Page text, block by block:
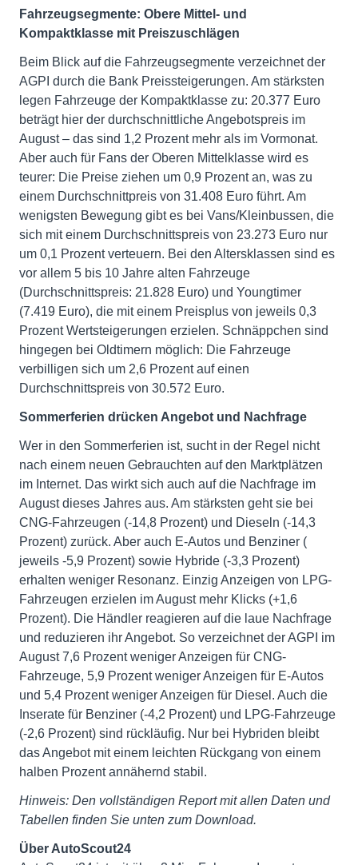
Fahrzeugsegmente: Obere Mittel- und
Kompaktklasse mit Preiszuschlägen
Beim Blick auf die Fahrzeugsegmente verzeichnet der
AGPI durch die Bank Preissteigerungen. Am stärksten
legen Fahrzeuge der Kompaktklasse zu: 20.377 Euro
beträgt hier der durchschnittliche Angebotspreis im
August – das sind 1,2 Prozent mehr als im Vormonat.
Aber auch für Fans der Oberen Mittelklasse wird es
teurer: Die Preise ziehen um 0,9 Prozent an, was zu
einem Durchschnittpreis von 31.408 Euro führt. Am
wenigsten Bewegung gibt es bei Vans/Kleinbussen, die
sich mit einem Durchschnittspreis von 23.273 Euro nur
um 0,1 Prozent verteuern. Bei den Altersklassen sind es
vor allem 5 bis 10 Jahre alten Fahrzeuge
(Durchschnittspreis: 21.828 Euro) und Youngtimer
(7.419 Euro), die mit einem Preisplus von jeweils 0,3
Prozent Wertsteigerungen erzielen. Schnäppchen sind
hingegen bei Oldtimern möglich: Die Fahrzeuge
verbilligen sich um 2,6 Prozent auf einen
Durchschnittspreis von 30.572 Euro.
Sommerferien drücken Angebot und Nachfrage
Wer in den Sommerferien ist, sucht in der Regel nicht
nach einem neuen Gebrauchten auf den Marktplätzen
im Internet. Das wirkt sich auch auf die Nachfrage im
August dieses Jahres aus. Am stärksten geht sie bei
CNG-Fahrzeugen (-14,8 Prozent) und Dieseln (-14,3
Prozent) zurück. Aber auch E-Autos und Benziner (
jeweils -5,9 Prozent) sowie Hybride (-3,3 Prozent)
erhalten weniger Resonanz. Einzig Anzeigen von LPG-
Fahrzeugen erzielen im August mehr Klicks (+1,6
Prozent). Die Händler reagieren auf die laue Nachfrage
und reduzieren ihr Angebot. So verzeichnet der AGPI im
August 7,6 Prozent weniger Anzeigen für CNG-
Fahrzeuge, 5,9 Prozent weniger Anzeigen für E-Autos
und 5,4 Prozent weniger Anzeigen für Diesel. Auch die
Inserate für Benziner (-4,2 Prozent) und LPG-Fahrzeuge
(-2,6 Prozent) sind rückläufig. Nur bei Hybriden bleibt
das Angebot mit einem leichten Rückgang von einem
halben Prozent annähernd stabil.
Hinweis: Den vollständigen Report mit allen Daten und
Tabellen finden Sie unten zum Download.
Über AutoScout24